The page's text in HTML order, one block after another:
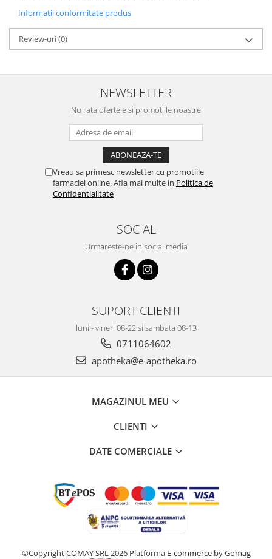
Informatii conformitate produs
Review-uri(0)
NEWSLETTER
Nu rata ofertele si promotiile noastre
Vreau sa primesc newsletter cu promotiile
farmaciei online. Afla mai multe in Politica de
Confidentialitate
SOCIAL
Urmareste-ne in social media
SUPORT CLIENTI
luni - vineri 08-22 si sambata 08-13
0711064602
apotheka@e-apotheka.ro
MAGAZINUL MEU
CLIENTI
DATE COMERCIALE
©Copyright COMAY SRL 2026 Platforma E-commerce by Gomag